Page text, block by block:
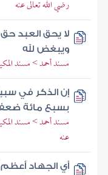
رضي الله تعالى عنه
لا يحق العبد
ويبغض لله
مسند أحمد > مسند
إن الذكر في
بسبع مائة
مسند أحمد > مسند
عنه
أي الجهاد أعظم